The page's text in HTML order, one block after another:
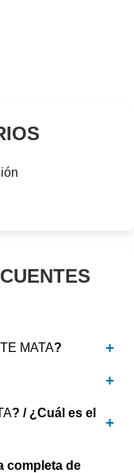
TE MATA?
? / ¿Cuál es el
completa de